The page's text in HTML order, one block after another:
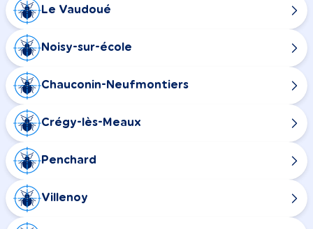
Le Vaudoué
Noisy-sur-école
Chauconin-Neufmontiers
Crégy-lès-Meaux
Penchard
Villenoy